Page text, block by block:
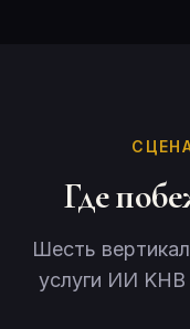
Где
Шесть
услуги ИИ